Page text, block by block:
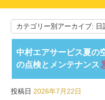
カテゴリー別アーカイブ: 日
中村エアサービス夏の
の点検とメンテナンス
投稿日 2026年7月22日